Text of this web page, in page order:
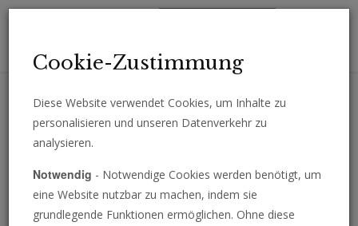
Erhalten Sie wichtige Analysen, Kommentare und Nachrichten
Cookie-Zustimmung
Diese Website verwendet Cookies, um Inhalte zu
personalisieren und unseren Datenverkehr zu
analysieren.
Notwendig - Notwendige Cookies werden benötigt, um
eine Website nutzbar zu machen, indem sie
grundlegende Funktionen ermöglichen. Ohne diese